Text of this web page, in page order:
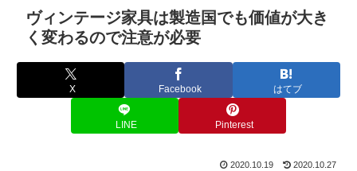
ヴィンテージ家具は製造国でも価値が大き
く変わるので注意が必要
X Facebook はてブ
LINE Pinterest
2020.10.19 2020.10.27